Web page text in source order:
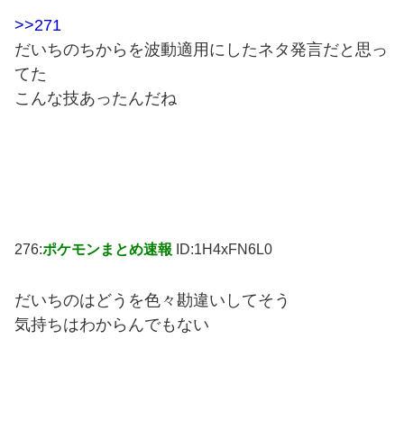
>>271
だいちのちからを波動適用にしたネタ発言だと思っ
てた
こんな技あったんだね
276:ポケモンまとめ速報 ID:1H4xFN6L0
だいちのはどうを色々勘違いしてそう
気持ちはわからんでもない